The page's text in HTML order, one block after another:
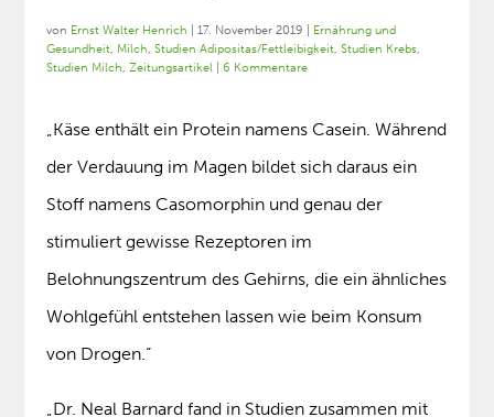
von Ernst Walter Henrich |17. November 2019
Ernährung und
Gesundheit, Milch,Studien Adipositas/Fettleibigkeit,Studien Krebs,
Studien Milch,Zeitungsartikel |6 Kommentare
„Käse enthält ein Protein namens Casein. Während
der Verdauung im Magen bildet sich daraus ein
Stoff namens Casomorphin und genau der
stimuliert gewisse Rezeptoren im
Belohnungszentrum des Gehirns, die ein ähnliches
Wohlgefühl entstehen lassen wie beim Konsum
von Drogen.“
„Dr. Neal Barnard fand in Studien zusammen mit